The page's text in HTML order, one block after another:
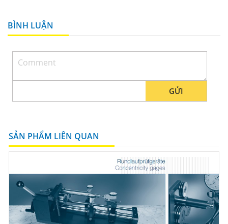
BÌNH LUẬN
GỬI
SẢN PHẨM LIÊN QUAN